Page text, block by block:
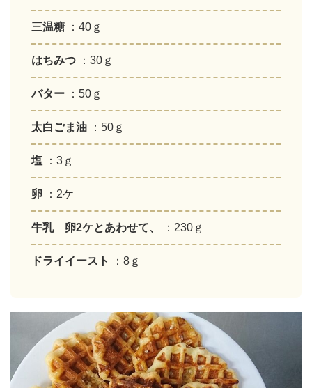
三温糖 ：40ｇ
はちみつ ：30ｇ
バター ：50ｇ
太白ごま油 ：50ｇ
塩 ：3ｇ
卵 ：2ケ
牛乳 卵2ケとあわせて、 ：230ｇ
ドライイースト ：8ｇ